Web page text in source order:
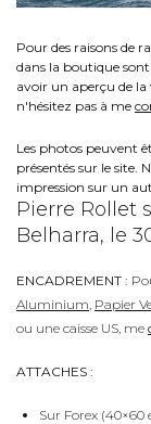
Pour des raisons de
dans la boutique
avoir un aperçu de
n'hésitez pas à me
Les photos peuvent
présentés sur le site.
impression sur un
Pierre Rollet
Belharra, le
ENCADREMENT :
Aluminium Papier
ou une caisse US, me
ATTACHES :
Sur Forex